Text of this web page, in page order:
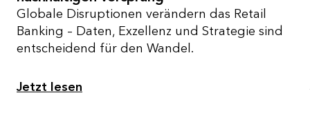
Globale Disruptionen verändern das Retail
Banking – Daten, Exzellenz und Strategie sind
entscheidend für den Wandel.
Jetzt lesen